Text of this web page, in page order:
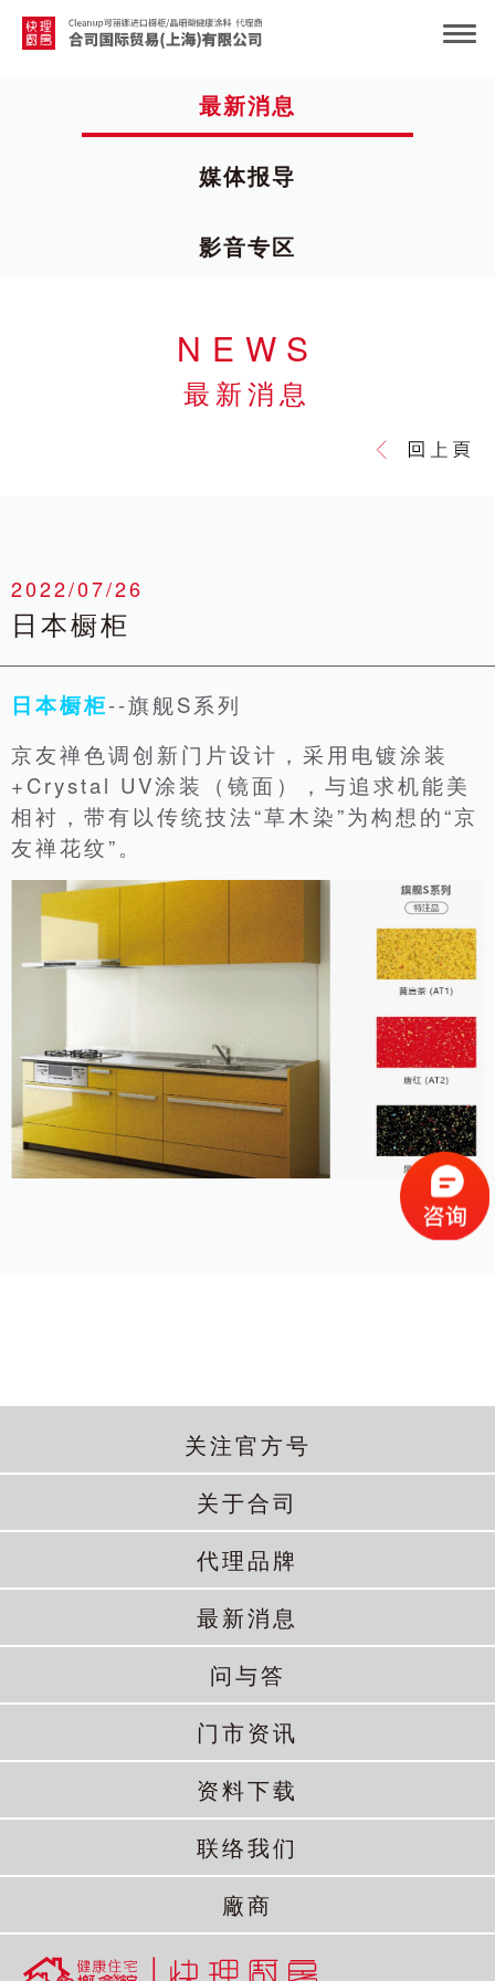
最新消息
媒体报导
影音专区
NEWS
最新消息
2022/07/26
日本橱柜
日本橱柜--旗舰S系列
京友禅色调创新门片设计，采用电镀涂装
+Crystal UV涂装（镜面），与追求机能美
相衬，带有以传统技法“草木染”为构想的“京
友禅花纹”。
关注官方号
关于合司
代理品牌
最新消息
问与答
门市资讯
资料下载
联络我们
廠商